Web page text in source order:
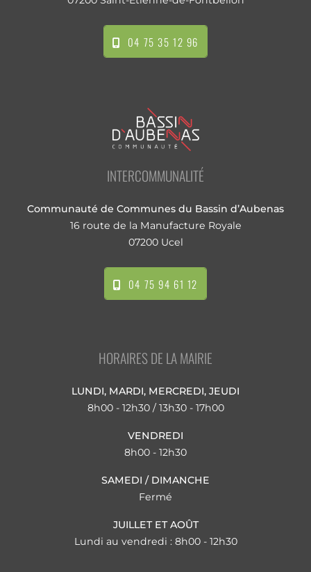
04 75 35 12 96
INTERCOMMUNALITÉ
Communauté de Communes du Bassin d’Aubenas
16 route de la Manufacture Royale
07200 Ucel
04 75 94 61 12
HORAIRES DE LA MAIRIE
LUNDI, MARDI, MERCREDI, JEUDI
8h00 - 12h30 / 13h30 - 17h00
VENDREDI
8h00 - 12h30
SAMEDI / DIMANCHE
Fermé
JUILLET ET AOÛT
Lundi au vendredi : 8h00 - 12h30